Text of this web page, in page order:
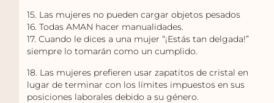
15. Las mujeres no pueden cargar objetos pesados
16. Todas AMAN hacer manualidades.
17. Cuando le dices a una mujer “¡Estás tan delgada!”
siempre lo tomarán como un cumplido.
18. Las mujeres prefieren usar zapatitos de cristal en
lugar de terminar con los límites impuestos en sus
posiciones laborales debido a su género.